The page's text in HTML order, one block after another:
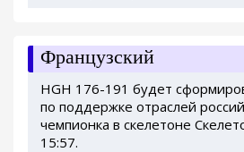
Французский
HGH 176-191 будет
по поддержке отраслей
чемпионка в скелетоне
15:57.